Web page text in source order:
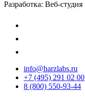
Разработка: Веб-студия
info@harzlabs.ru
+7 (495) 291 02 00
8 (800) 550-93-44